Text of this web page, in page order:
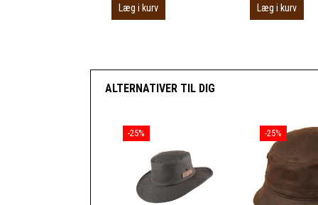
Læg i kurv Læg i kurv
ALTERNATIVER TIL DIG
-25% -25%